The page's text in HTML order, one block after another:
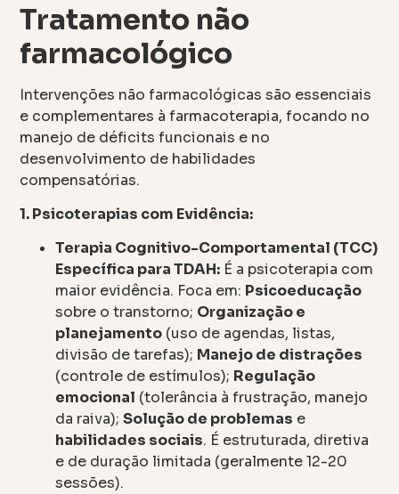
Tratamento não
farmacológico
Intervenções não farmacológicas são essenciais
e complementares à farmacoterapia, focando no
manejo de déficits funcionais e no
desenvolvimento de habilidades
compensatórias.
1. Psicoterapias com Evidência:
Terapia Cognitivo-Comportamental (TCC)
Específica para TDAH: É a psicoterapia com
maior evidência. Foca em: Psicoeducação
sobre o transtorno; Organização e
planejamento (uso de agendas, listas,
divisão de tarefas); Manejo de distrações
(controle de estímulos); Regulação
emocional (tolerância à frustração, manejo
da raiva);Solução de problemas e
habilidades sociais. É estruturada, diretiva
e de duração limitada (geralmente 12-20
sessões).